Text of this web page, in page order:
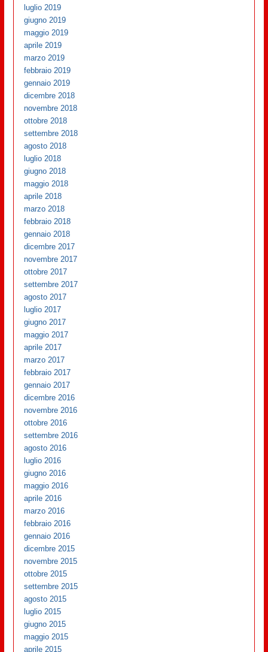
luglio 2019
giugno 2019
maggio 2019
aprile 2019
marzo 2019
febbraio 2019
gennaio 2019
dicembre 2018
novembre 2018
ottobre 2018
settembre 2018
agosto 2018
luglio 2018
giugno 2018
maggio 2018
aprile 2018
marzo 2018
febbraio 2018
gennaio 2018
dicembre 2017
novembre 2017
ottobre 2017
settembre 2017
agosto 2017
luglio 2017
giugno 2017
maggio 2017
aprile 2017
marzo 2017
febbraio 2017
gennaio 2017
dicembre 2016
novembre 2016
ottobre 2016
settembre 2016
agosto 2016
luglio 2016
giugno 2016
maggio 2016
aprile 2016
marzo 2016
febbraio 2016
gennaio 2016
dicembre 2015
novembre 2015
ottobre 2015
settembre 2015
agosto 2015
luglio 2015
giugno 2015
maggio 2015
aprile 2015